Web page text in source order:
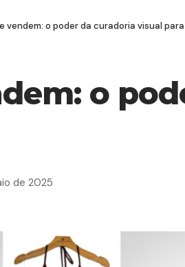
vendem: o poder da curadoria visual
o
de 2025